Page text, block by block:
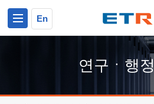
En
연구ㆍ행